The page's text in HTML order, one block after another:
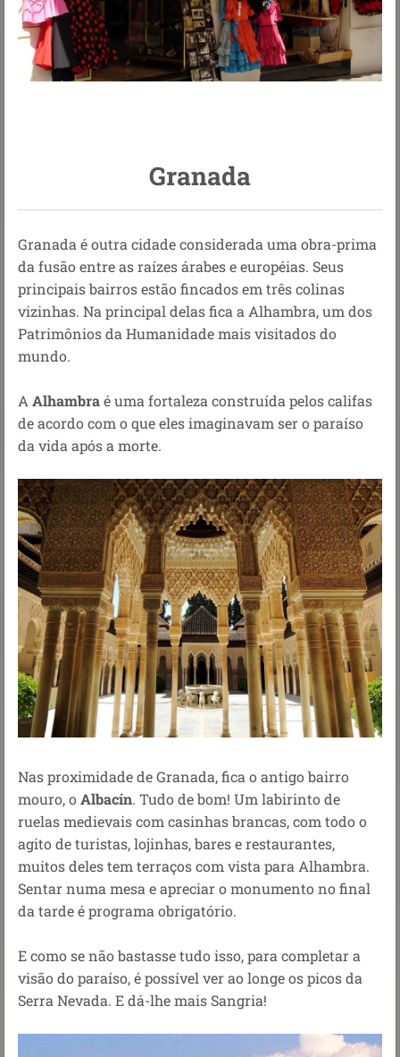
Granada
Granada é outra cidade considerada uma obra-prima
da fusão entre as raízes árabes e européias. Seus
principais bairros estão fincados em três colinas
vizinhas. Na principal delas fica a Alhambra, um dos
Patrimônios da Humanidade mais visitados do
mundo.
AAlhambraé uma fortaleza construída pelos califas
de acordo com o que eles imaginavam ser o paraíso
da vida após a morte.
Nas proximidade de Granada, fica o antigo bairro
mouro, oAlbacín. Tudo de bom! Um labirinto de
ruelas medievais com casinhas brancas, com todo o
agito de turistas, lojinhas, bares e restaurantes,
muitos deles tem terraços com vista para Alhambra.
Sentar numa mesa e apreciar o monumento no final
da tarde é programa obrigatório.
E como se não bastasse tudo isso, para completar a
visão do paraíso, é possível ver ao longe os picos da
Serra Nevada. E dá-lhe mais Sangria!